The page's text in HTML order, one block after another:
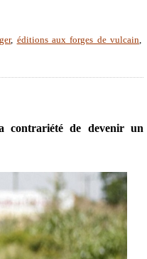
, éditions aux forges de vulcain,
contrariété de devenir un